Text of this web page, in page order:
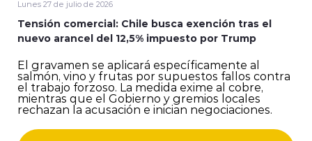
ENTREVISTAS
modo claro
Lunes 27 de julio de 2026
Tensión comercial: Chile busca exención tras el
nuevo arancel del 12,5% impuesto por Trump
El gravamen se aplicará específicamente al
salmón, vino y frutas por supuestos fallos contra
el trabajo forzoso. La medida exime al cobre,
mientras que el Gobierno y gremios locales
rechazan la acusación e inician negociaciones.